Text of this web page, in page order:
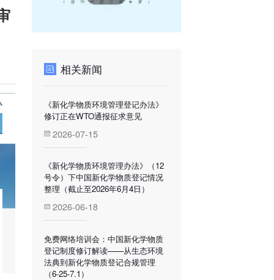
相关新闻
《新化学物质环境管理登记办法》
修订正在WTO通报征求意见
2026-07-15
《新化学物质环境管理办法》（12
号令）下中国新化学物质登记情况
整理（截止至2026年6月4日）
2026-06-18
免费网络培训会：中国新化学物质
登记制度修订解读——从生态环境
法典到新化学物质登记合规管理
（6-25-7.1）